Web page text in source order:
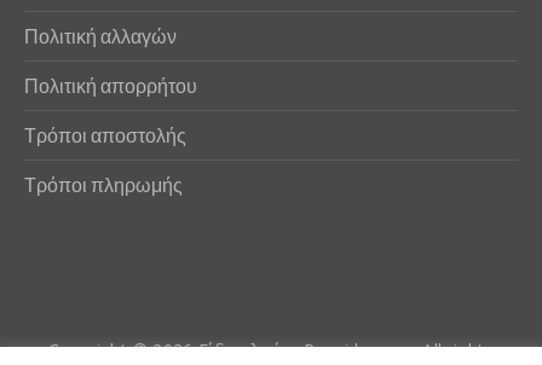
Πολιτική αλλαγών
Πολιτική απορρήτου
Τρόποι αποστολής
Τρόποι πληρωμής
Copyright © 2026Είδη αλιείας Poseidwnn.gr. All rights